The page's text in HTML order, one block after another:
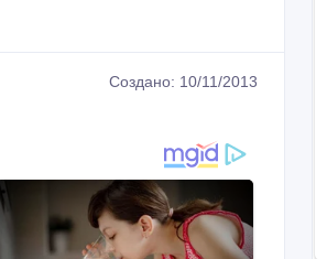
Создано: 10/11/2013